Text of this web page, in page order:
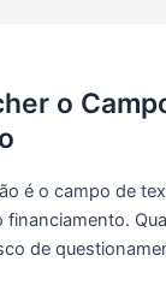
o
é o campo de
financiamento.
de